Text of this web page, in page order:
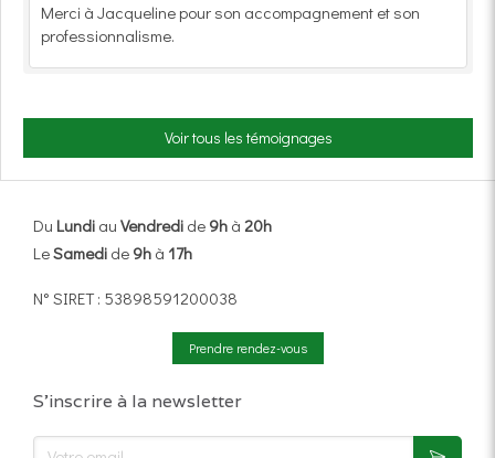
Merci à Jacqueline pour son accompagnement et son
professionnalisme.
Voir tous les témoignages
Du Lundi au Vendredi de 9h à 20h
LeSamedi de 9h à 17h
N° SIRET : 53898591200038
Prendre rendez-vous
S'inscrire à la newsletter
Votre email